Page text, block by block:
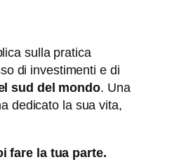
sulla pratica
di investimenti e di
sud del mondo. Una
dedicato la sua vita,
fare la tua parte.